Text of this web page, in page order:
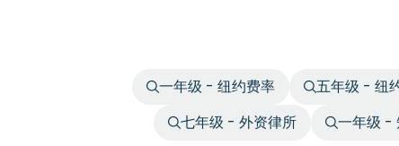
一年级 - 纽约费率 五年级 - 纽
七年级 - 外资律所
一年级 -